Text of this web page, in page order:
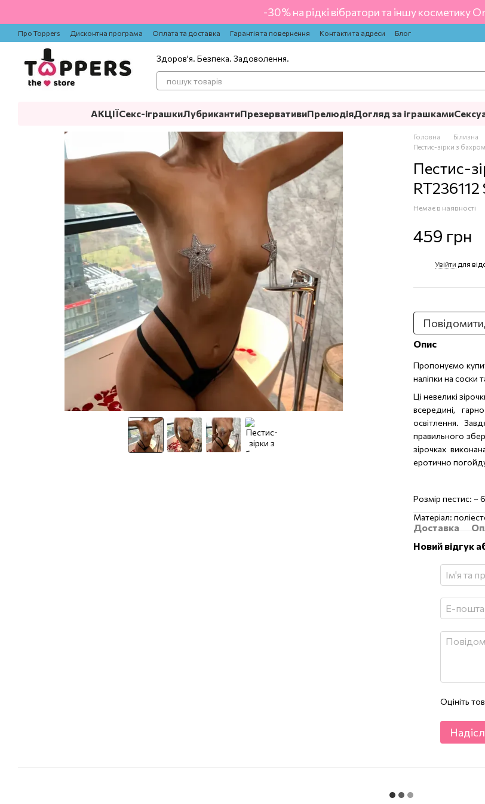
-30% на рідкі вібратори та іншу косметику
Про Toppers Дисконтна програма Оплата та доставка Гарантія та повернення Контакти та адреси Блог
Здоров'я. Безпека. Задоволення.
АКЦІЇСекс-іграшкиЛубрикантиПрезервативиПрелюдіяДогляд за іграшками
Головна Білизна
Пестис-зірки з
Пестис-
RT236112
Немає в наявності
459 грн
Увійти для
Опис
Пропонуємо
наліпки на соски
Ці невеликі
всередині,
освітлення.
правильного
зірочках
еротично
Розмір пестис: ~
Матеріал:
Доставка
Новий відгук
Оцініть